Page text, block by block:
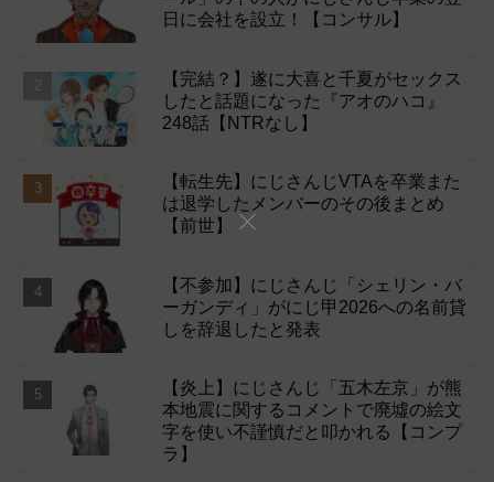
日に会社を設立！【コンサル】
【完結？】遂に大喜と千夏がセックス
したと話題になった『アオのハコ』
248話【NTRなし】
【転生先】にじさんじVTAを卒業また
は退学したメンバーのその後まとめ
【前世】
【不参加】にじさんじ「シェリン・バ
ーガンディ」がにじ甲2026への名前貸
しを辞退したと発表
【炎上】にじさんじ「五木左京」が熊
本地震に関するコメントで廃墟の絵文
字を使い不謹慎だと叩かれる【コンプ
ラ】